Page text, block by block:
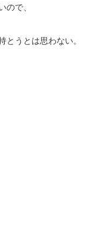
ので、
とうとは思わない。